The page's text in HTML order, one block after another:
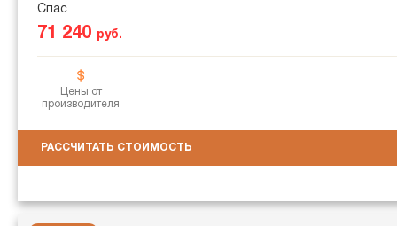
Спас
71 240 руб.
Цены от
производителя
РАССЧИТАТЬ СТОИМОСТЬ